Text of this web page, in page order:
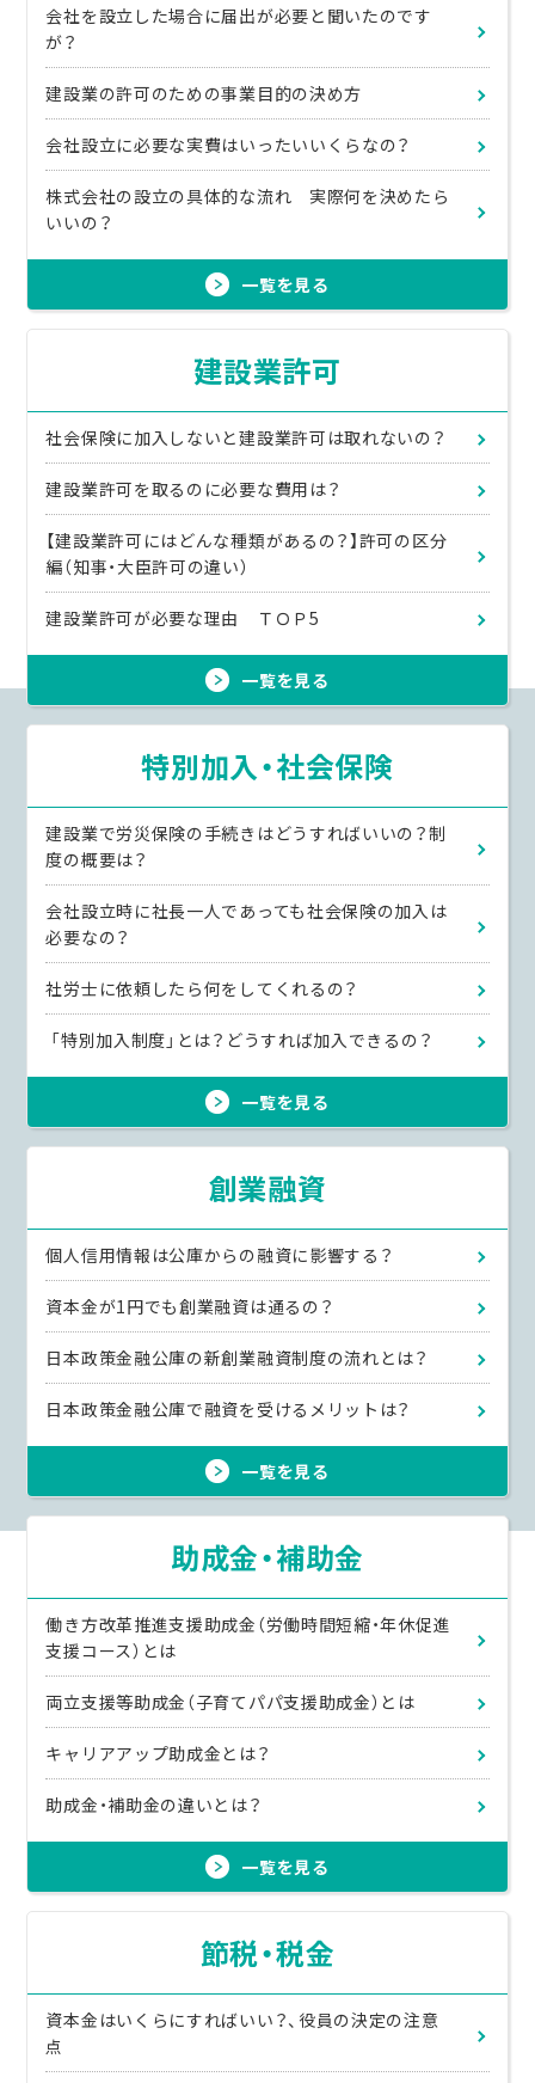
会社を設立した場合に届出が必要と聞いたのです
が？
建設業の許可のための事業目的の決め方
会社設立に必要な実費はいったいいくらなの？
株式会社の設立の具体的な流れ 実際何を決めたら
いいの？
一覧を見る
建設業許可
社会保険に加入しないと建設業許可は取れないの？
建設業許可を取るのに必要な費用は？
【建設業許可にはどんな種類があるの？】許可の区分
編（知事・大臣許可の違い）
建設業許可が必要な理由 ＴＯＰ5
一覧を見る
特別加入・社会保険
建設業で労災保険の手続きはどうすればいいの？制
度の概要は？
会社設立時に社長一人であっても社会保険の加入は
必要なの？
社労士に依頼したら何をしてくれるの？
「特別加入制度」とは？どうすれば加入できるの？
一覧を見る
創業融資
個人信用情報は公庫からの融資に影響する？
資本金が1円でも創業融資は通るの？
日本政策金融公庫の新創業融資制度の流れとは？
日本政策金融公庫で融資を受けるメリットは？
一覧を見る
助成金・補助金
働き方改革推進支援助成金（労働時間短縮・年休促進
支援コース）とは
両立支援等助成金（子育てパパ支援助成金）とは
キャリアアップ助成金とは？
助成金・補助金の違いとは？
一覧を見る
節税・税金
資本金はいくらにすればいい？、役員の決定の注意
点